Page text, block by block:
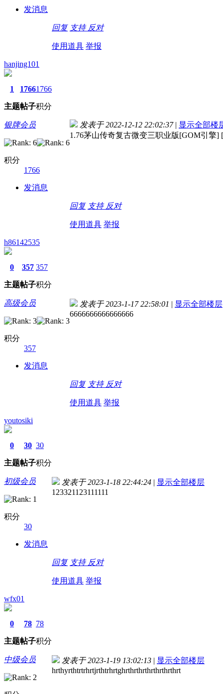
发消息
回复 支持 反对
使用道具 举报
hanjing101
1
主题
1766
帖子
1766
积分
银牌会员
积分
1766
发消息
发表于 2022-12-12 22:02:37 | 显示全部楼
1.76茅山传奇复古微变三职业版[GOM引擎]
回复 支持 反对
使用道具 举报
h86142535
0
主题
357
帖子
357
积分
高级会员
积分
357
发消息
发表于 2023-1-17 22:58:01 | 显示全部楼层
6666666666666666
回复 支持 反对
使用道具 举报
youtosiki
0
主题
30
帖子
30
积分
初级会员
积分
30
发消息
发表于 2023-1-18 22:44:24 | 显示全部楼层
123321123111111
回复 支持 反对
使用道具 举报
wfx01
0
主题
78
帖子
78
积分
中级会员 发表于 2023-1-19 13:02:13 | 显示全部楼层
hrthyrthtrtrhrtjrthtrhrtghrthrthrthrthrthrthrt